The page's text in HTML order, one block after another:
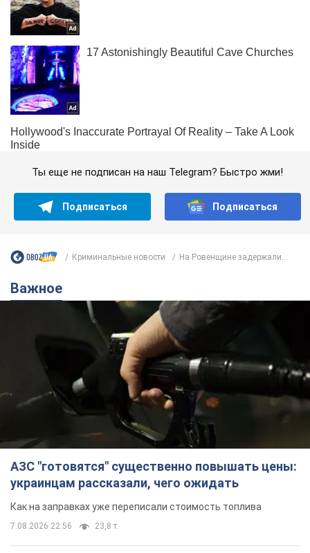
Ты еще не подписан на наш Telegram? Быстро жми!
Подписаться Подписаться
Криминальные новости На Ровенщине задержали...
Важное
АЗС "готовятся" существенно повышать цены:
украинцам рассказали, чего ожидать
Как на заправках уже переписали стоимость топлива
7.08.2026 22:56 23,8 т.